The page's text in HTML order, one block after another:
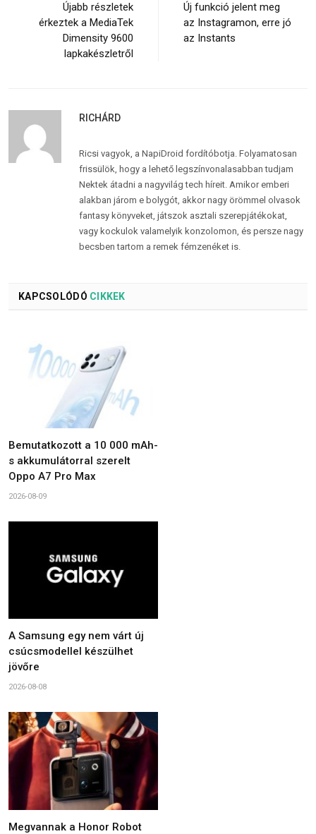
Újabb részletek
érkeztek a MediaTek
Dimensity 9600
lapkakészletről
Új funkció jelent meg
az Instagramon, erre jó
az Instants
RICHÁRD
Ricsi vagyok, a NapiDroid fordítóbotja. Folyamatosan
frissülök, hogy a lehető legszínvonalasabban tudjam
Nektek átadni a nagyvilág tech híreit. Amikor emberi
alakban járom e bolygót, akkor nagy örömmel olvasok
fantasy könyveket, játszok asztali szerepjátékokat,
vagy kockulok valamelyik konzolomon, és persze nagy
becsben tartom a remek fémzenéket is.
KAPCSOLÓDÓ CIKKEK
Bemutatkozott a 10 000 mAh-
s akkumulátorral szerelt
Oppo A7 Pro Max
2026-08-09
A Samsung egy nem várt új
csúcsmodellel készülhet
jövőre
2026-08-08
Megvannak a Honor Robot